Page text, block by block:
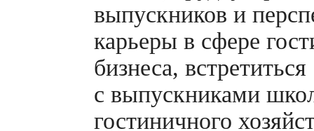
выпускников и
карьеры в сфере
бизнеса, встретиться
с выпускниками
гостиничного